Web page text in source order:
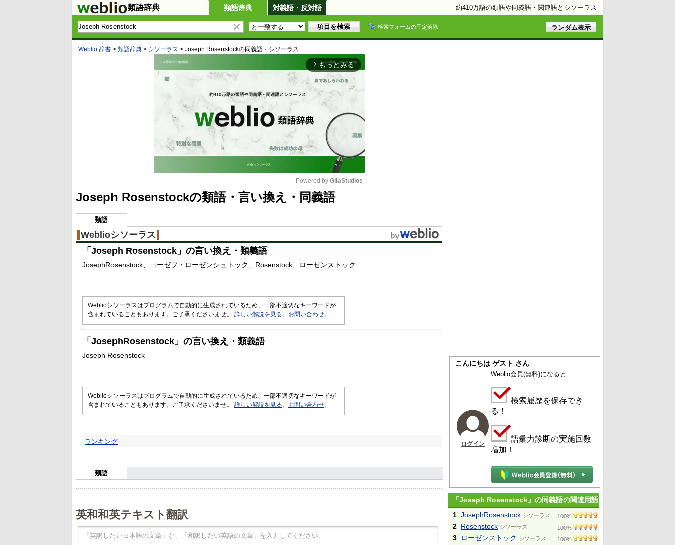
類語辞典 類語辞典 対義語・反対語 約410万語の類語や同義語・関連語とシソーラス
検索フォームの固定解除
Weblio 辞書 > 類語辞典 > シソーラス > Joseph Rosenstockの同義語・シソーラス
arrow_forward_ios もっとみる
Powered by GliaStudios
Joseph Rosenstockの類語・言い換え・同義語
類語
Weblioシソーラス
「 Joseph Rosenstock 」の言い換え・類義語
JosephRosenstock ヨーゼフ・ローゼンシュトック Rosenstock ローゼンストック
Weblioシソーラスはプログラムで自動的に生成されているため、一部不適切なキーワードが
含まれていることもあります。ご了承くださいませ。 詳しい解説を見る 。 お問い合わせ。
「 JosephRosenstock 」の言い換え・類義語
Joseph Rosenstock
Weblioシソーラスはプログラムで自動的に生成されているため、一部不適切なキーワードが
含まれていることもあります。ご了承くださいませ。 詳しい解説を見る。 お問い合わせ。
ランキング
類語
英和和英テキスト翻訳
こんにちは ゲスト さん
ログイン
Weblio会員(無料)になると
検索履歴を保存でき
る！
語彙力診断の実施回数
増加！
「Joseph Rosenstock」の同義語の関連用語
1 JosephRosenstock シソーラス 100%
2 Rosenstock シソーラス 100%
3 ローゼンストック シソーラス 100%